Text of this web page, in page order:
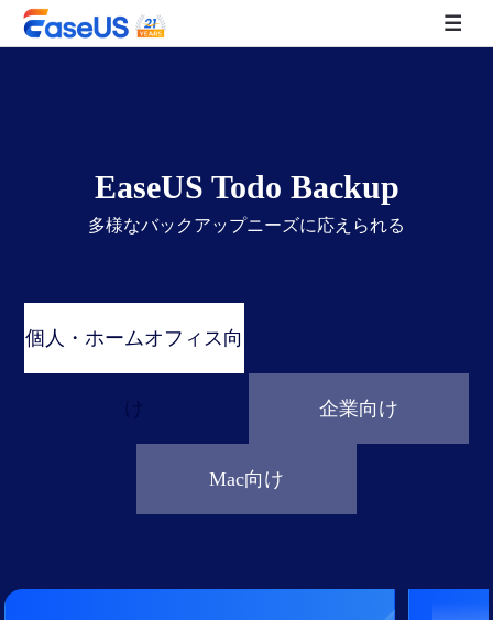
EaseUS Todo Backup
多様なバックアップニーズに応えられる
個人・ホームオフィス向
け 企業向け
Mac向け